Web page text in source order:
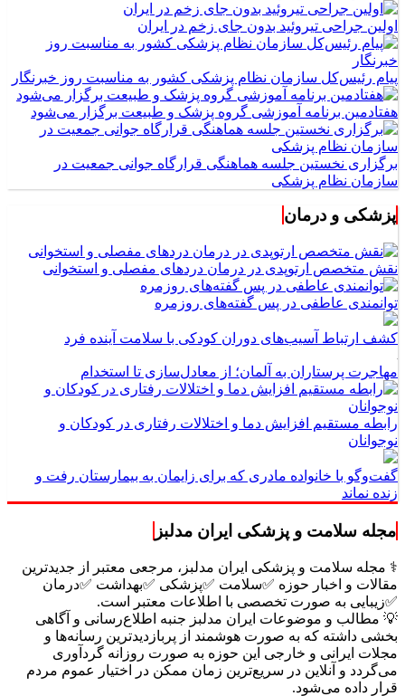
اولین جراحی تیروئید بدون جای زخم در ایران
پیام رئیس‌کل سازمان نظام پزشکی کشور به مناسبت روز خبرنگار
هفتادمین برنامه آموزشی گروه پزشک و طبیعت برگزار می‌شود
برگزاری نخستین جلسه هماهنگی قرارگاه جوانی جمعیت در
سازمان نظام پزشکی
پزشکی و درمان
نقش متخصص ارتوپدی در درمان دردهای مفصلی و استخوانی
توانمندی عاطفی در پس گفته‌های روزمره
کشف ارتباط آسیب‌های دوران کودکی با سلامت آینده فرد
مهاجرت پرستاران به آلمان؛ از معادل‌سازی تا استخدام
رابطه مستقیم افزایش دما و اختلالات رفتاری در کودکان و
نوجوانان
گفت‌وگو با خانواده مادری که برای زایمان به بیمارستان رفت و
زنده نماند
مجله سلامت و پزشکی ایران مدلبز
⚕️ مجله سلامت و پزشکی ایران مدلبز، مرجعی معتبر از جدیدترین
مقالات و اخبار حوزه ✅سلامت ✅پزشکی ✅بهداشت ✅درمان
✅زیبایی به صورت تخصصی با اطلاعات معتبر است.
💡 مطالب و موضوعات ایران مدلبز جنبه اطلاع‌رسانی و آگاهی
بخشی داشته که به صورت هوشمند از پربازدیدترین رسانه‌ها و
مجلات ایرانی و خارجی این حوزه به صورت روزانه گردآوری
می‌گردد و آنلاین در سریع‌ترین زمان ممکن در اختیار عموم مردم
قرار داده می‌شود.